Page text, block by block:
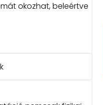
okozhat, beleértve